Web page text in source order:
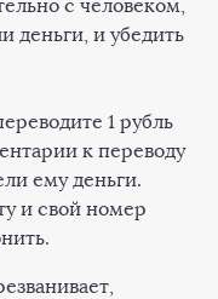
с человеком,
деньги, и убедить
1 рубль
к переводу
ему деньги.
и свой номер